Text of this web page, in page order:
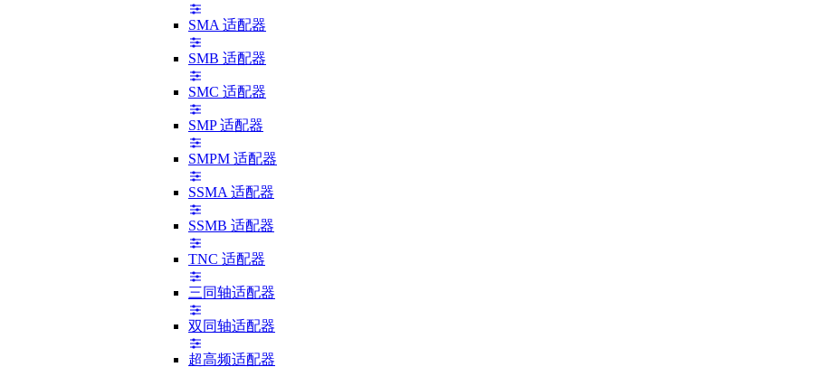
SMA 适配器
SMB 适配器
SMC 适配器
SMP 适配器
SMPM 适配器
SSMA 适配器
SSMB 适配器
TNC 适配器
三同轴适配器
双同轴适配器
超高频适配器